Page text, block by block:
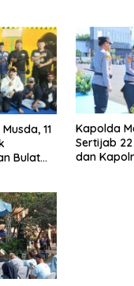
11
Bulat
Kapolda
Sertijab
dan